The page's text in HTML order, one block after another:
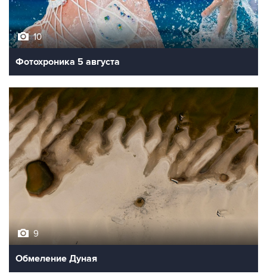
10
Фотохроника 5 августа
9
Обмеление Дуная